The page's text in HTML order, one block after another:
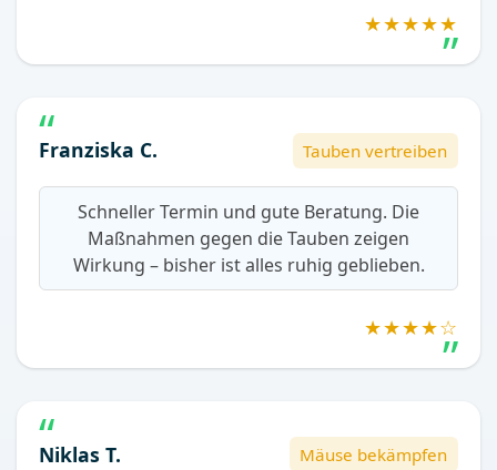
★★★★★
Franziska C. Tauben vertreiben
Schneller Termin und gute Beratung. Die
Maßnahmen gegen die Tauben zeigen
Wirkung – bisher ist alles ruhig geblieben.
★★★★☆
Niklas T. Mäuse bekämpfen